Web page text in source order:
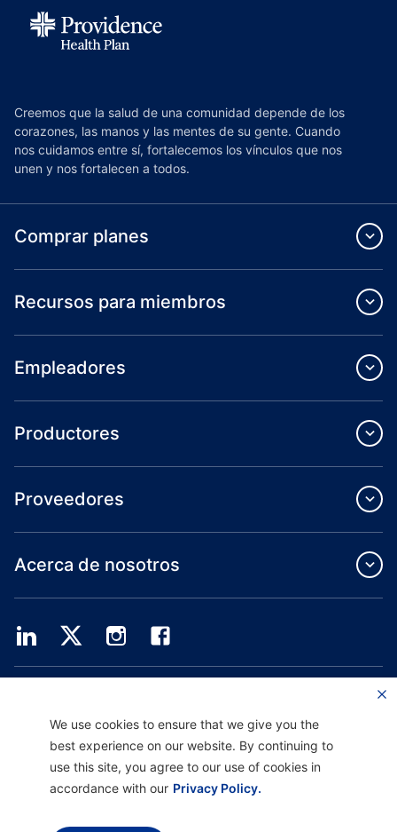
Creemos que la salud de una comunidad depende de los
corazones, las manos y las mentes de su gente. Cuando
nos cuidamos entre sí, fortalecemos los vínculos que nos
unen y nos fortalecen a todos.
Comprar planes
Recursos para miembros
Empleadores
Productores
Proveedores
Acerca de nosotros
Providence Health Assurance es un HMO, HMO-POS y HMO SNP con contratos
depende de la renovación del contrato.
We use cookies to ensure that we give you the
best experience on our website. By continuing to
use this site, you agree to our use of cookies in
accordance with our Privacy Policy.